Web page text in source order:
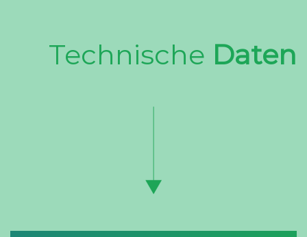
Technische Daten